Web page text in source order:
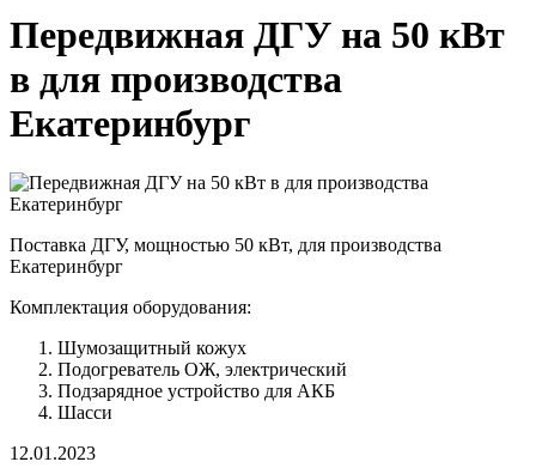
Передвижная ДГУ на 50 кВт
в для производства
Екатеринбург
Поставка ДГУ, мощностью 50 кВт, для производства
Екатеринбург
Комплектация оборудования:
Шумозащитный кожух
Подогреватель ОЖ, электрический
Подзарядное устройство для АКБ
Шасси
12.01.2023